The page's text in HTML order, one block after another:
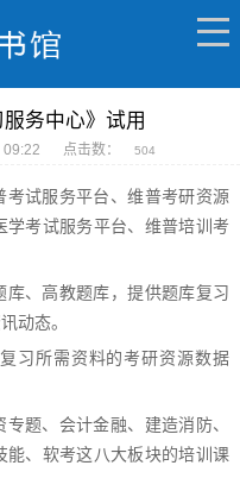
务中心》试用
09:22 点击数： 504
考试服务平台、维普考研资源
考试服务平台、维普培训考
库、高教题库，提供题库复习
动态。
习所需资料的考研资源数据
题、会计金融、建造消防、
能、软考这八大板块的培训课